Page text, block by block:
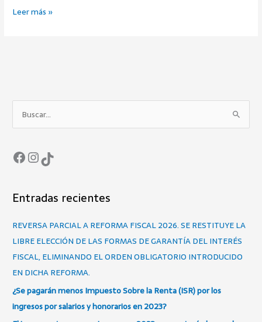
Leer más »
u
c
r
o
r
:
Facebook InstagramTikTok
Entradas recientes
REVERSA PARCIAL A REFORMA FISCAL 2026. SE RESTITUYE LA
LIBRE ELECCIÓN DE LAS FORMAS DE GARANTÍA DEL INTERÉS
FISCAL, ELIMINANDO EL ORDEN OBLIGATORIO INTRODUCIDO
EN DICHA REFORMA.
¿Se pagarán menos Impuesto Sobre la Renta (ISR) por los
ingresos por salarios y honorarios en 2023?